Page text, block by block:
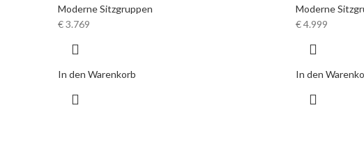
Moderne Sitzgruppen
€3.769
In den Warenkorb
Moderne
€4.999
In den